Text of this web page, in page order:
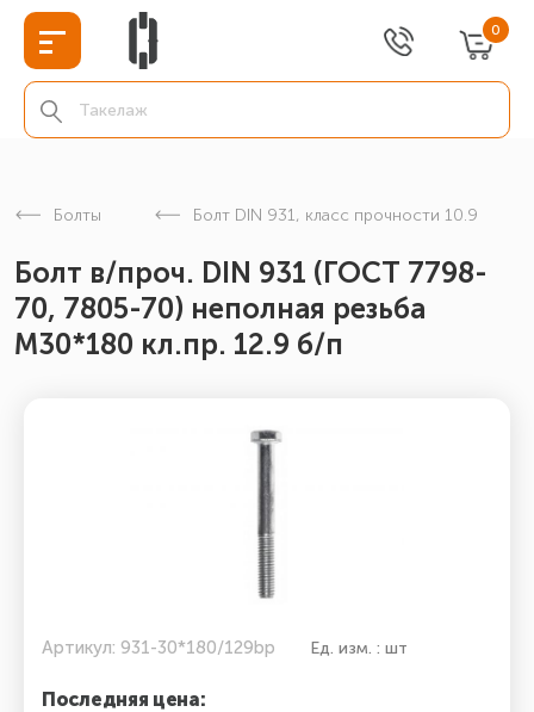
0
Болты Болт DIN 931, класс прочности 10.9
Болт в/проч. DIN 931 (ГОСТ 7798-
70, 7805-70) неполная резьба
М30*180 кл.пр. 12.9 б/п
Артикул: 931-30*180/129bp Ед. изм. : шт
Последняя цена: